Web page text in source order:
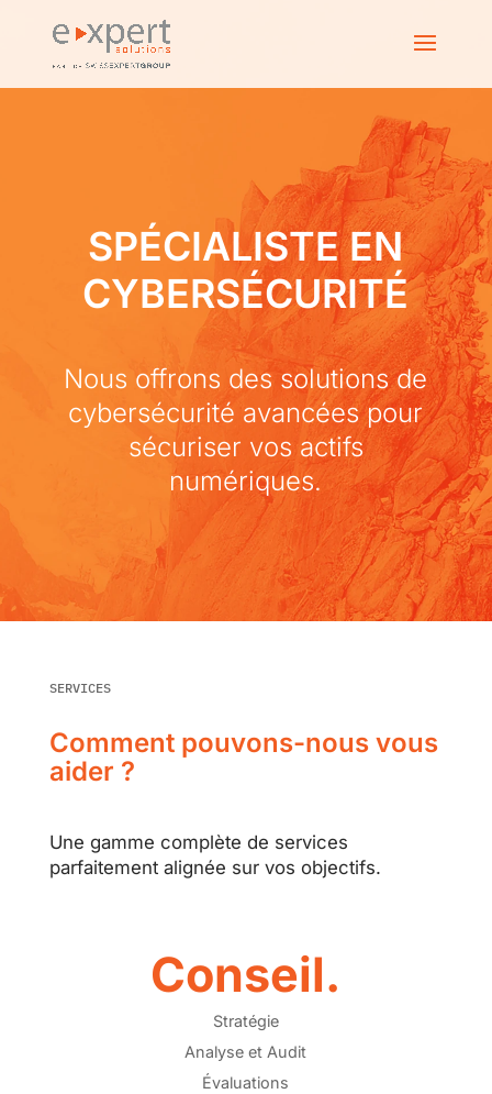
SPÉCIALISTE EN
CYBERSÉCURITÉ
Nous offrons des solutions de
cybersécurité avancées pour
sécuriser vos actifs
numériques.
SERVICES
Comment pouvons-nous vous
aider ?
Une gamme complète de services
parfaitement alignée sur vos objectifs.
Conseil.
Stratégie
Analyse et Audit
Évaluations